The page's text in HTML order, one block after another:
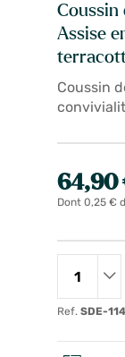
Coussin
Assise
Coussin
64,90
Dont 0,25 €
Ref. SDE-